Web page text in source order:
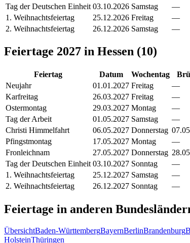
Tag der Deutschen Einheit 03.10.2026 Samstag
—
1. Weihnachtsfeiertag
25.12.2026 Freitag
—
2. Weihnachtsfeiertag
26.12.2026 Samstag —
Feiertage 2027 in Hessen (10)
Feiertag Datum Wochentag
Neujahr
01.01.2027 Freitag
—
Karfreitag
26.03.2027 Freitag
—
Ostermontag
29.03.2027 Montag
—
Tag der Arbeit
01.05.2027 Samstag
—
Christi Himmelfahrt
06.05.2027 Donnerstag
Pfingstmontag
17.05.2027 Montag
—
Fronleichnam
27.05.2027 Donnerstag
Tag der Deutschen Einheit 03.10.2027 Sonntag
—
1. Weihnachtsfeiertag
25.12.2027 Samstag
—
2. Weihnachtsfeiertag
26.12.2027 Sonntag —
Feiertage in anderen
ÜbersichtBaden-WürttembergBayernBerlinBrandenburg
HolsteinThüringen